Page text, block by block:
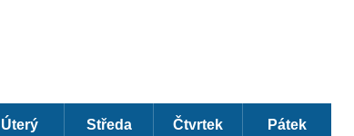
Úterý Středa Čtvrtek Pátek